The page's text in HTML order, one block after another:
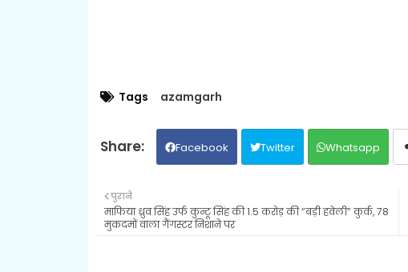
Tags azamgarh
Facebook Twitter Whatsapp
पुराने
माफिया ध्रुव सिंह उर्फ कुन्टू सिंह की 1.5 करोड़ की “बड़ी हवेली” कुर्क, 78
मुकदमों वाला गैंगस्टर निशाने पर